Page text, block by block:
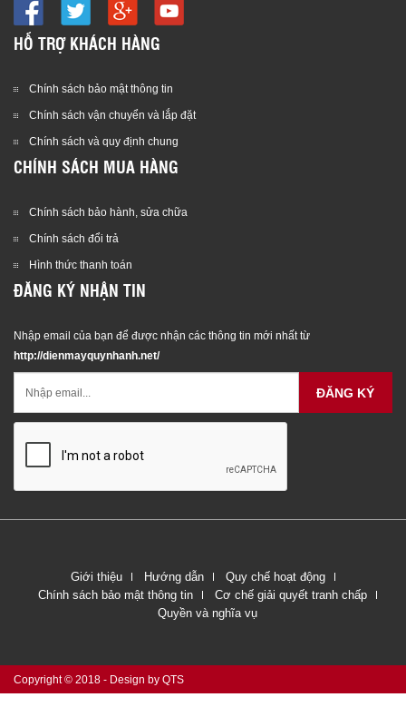
HỖ TRỢ KHÁCH HÀNG
Chính sách bảo mật thông tin
Chính sách vận chuyển và lắp đặt
Chính sách và quy định chung
CHÍNH SÁCH MUA HÀNG
Chính sách bảo hành, sửa chữa
Chính sách đổi trả
Hình thức thanh toán
ĐĂNG KÝ NHẬN TIN
Nhập email của bạn để được nhận các thông tin mới nhất từ
http://dienmayquynhanh.net/
ĐĂNG KÝ
Giới thiệu Hướng dẫn
Quy chế hoạt động
Chính sách bảo mật thông tin
Cơ chế giải quyết tranh chấp
Quyền và nghĩa vụ
Copyright © 2018 - Design by QTS